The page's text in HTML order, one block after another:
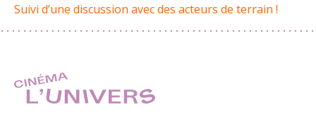
Suivi d’une discussion avec des acteurs de terrain !